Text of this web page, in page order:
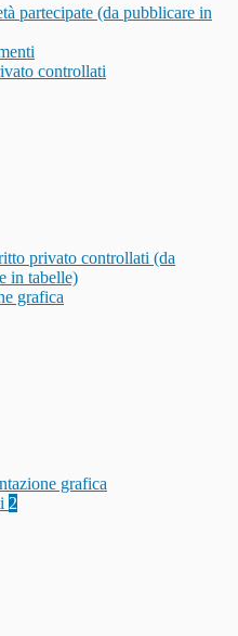
partecipate (da pubblicare in
controllati
privato controllati (da
in tabelle)
grafica
grafica
2